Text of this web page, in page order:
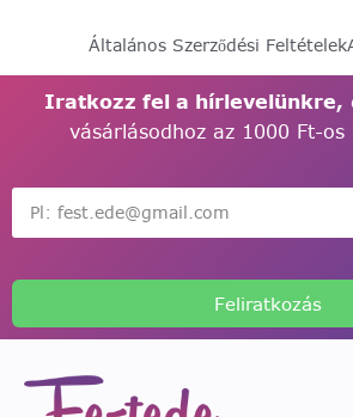
Általános Szerződési Feltételek
Iratkozz fel a hírlevelünkre,
vásárlásodhoz az 1000 Ft-os
Feliratkozás